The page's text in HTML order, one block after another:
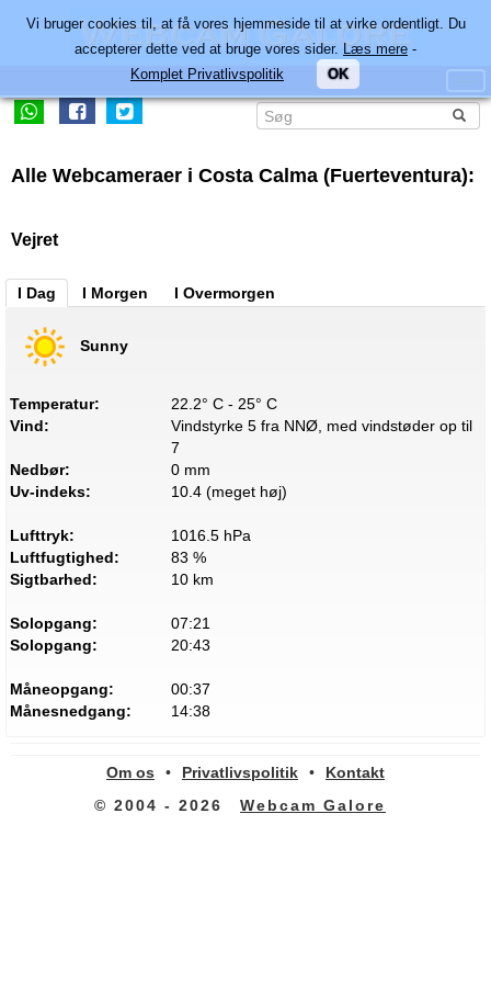
Alle Webcameraer i Costa Calma (Fuerteventura):
Vejret
I Dag I Morgen I Overmorgen
Sunny
Temperatur:
22.2° C - 25° C
Vind:
Vindstyrke 5 fra NNØ, med vindstøder op til
7
Nedbør:
0 mm
Uv-indeks:
10.4 (meget høj)
Lufttryk:
1016.5 hPa
Luftfugtighed:
83 %
Sigtbarhed:
10 km
Solopgang:
07:21
Solopgang:
20:43
Måneopgang:
00:37
Månesnedgang:
14:38
Om os • Privatlivspolitik •
Kontakt
© 2004 - 2026
Webcam Galore
Vi bruger cookies til, at få vores hjemmeside til at virke ordentligt. Du
accepterer dette ved at bruge vores sider. Læs mere -
Komplet Privatlivspolitik
OK